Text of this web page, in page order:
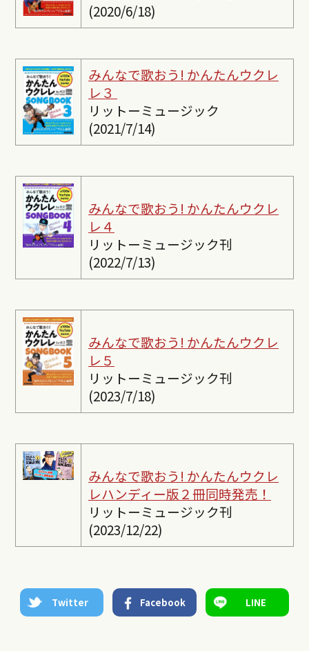
(2020/6/18)
みんなで歌おう! かんたんウクレ
レ３
リットーミュージック
(2021/7/14)
みんなで歌おう! かんたんウクレ
レ４
リットーミュージック刊
(2022/7/13)
みんなで歌おう! かんたんウクレ
レ５
リットーミュージック刊
(2023/7/18)
みんなで歌おう! かんたんウクレ
レハンディー版２冊同時発売！
リットーミュージック刊
(2023/12/22)
Twitter Facebook LINE